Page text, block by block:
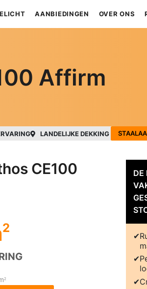
AANBIEDINGEN OVER ONS
Affirm
LANDELIJKE DEKKING
CE100
2
2
DE